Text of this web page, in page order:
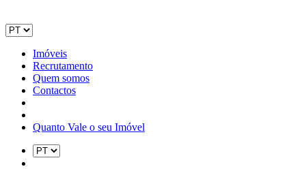
Imóveis
Recrutamento
Quem somos
Contactos
Quanto Vale o seu Imóvel